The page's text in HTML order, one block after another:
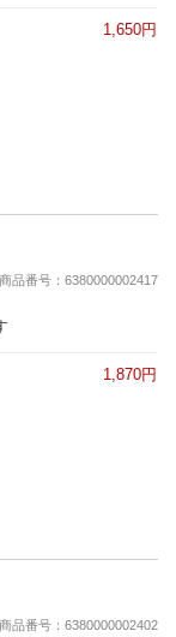
1,650円
商品番号：6380000002417
1,870円
商品番号：6380000002402